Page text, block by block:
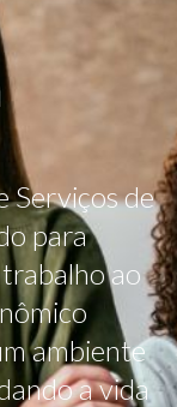
Serviços de
para
ao
ambiente
a vida